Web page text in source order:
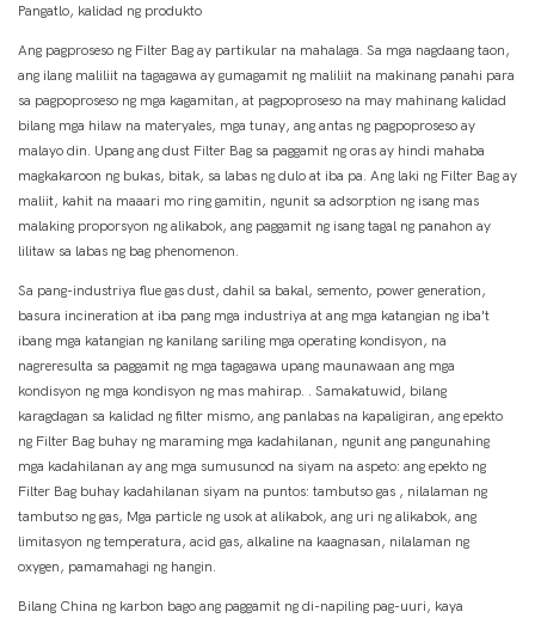
Pangatlo, kalidad ng produkto
Ang pagproseso ng Filter Bag ay partikular na mahalaga. Sa mga nagdaang taon,
ang ilang maliliit na tagagawa ay gumagamit ng maliliit na makinang panahi para
sa pagpoproseso ng mga kagamitan, at pagpoproseso na may mahinang kalidad
bilang mga hilaw na materyales, mga tunay, ang antas ng pagpoproseso ay
malayo din. Upang ang dust Filter Bag sa paggamit ng oras ay hindi mahaba
magkakaroon ng bukas, bitak, sa labas ng dulo at iba pa. Ang laki ng Filter Bag ay
maliit, kahit na maaari mo ring gamitin, ngunit sa adsorption ng isang mas
malaking proporsyon ng alikabok, ang paggamit ng isang tagal ng panahon ay
lilitaw sa labas ng bag phenomenon.
Sa pang-industriya flue gas dust, dahil sa bakal, semento, power generation,
basura incineration at iba pang mga industriya at ang mga katangian ng iba't
ibang mga katangian ng kanilang sariling mga operating kondisyon, na
nagreresulta sa paggamit ng mga tagagawa upang maunawaan ang mga
kondisyon ng mga kondisyon ng mas mahirap. . Samakatuwid, bilang
karagdagan sa kalidad ng filter mismo, ang panlabas na kapaligiran, ang epekto
ng Filter Bag buhay ng maraming mga kadahilanan, ngunit ang pangunahing
mga kadahilanan ay ang mga sumusunod na siyam na aspeto: ang epekto ng
Filter Bag buhay kadahilanan siyam na puntos: tambutso gas , nilalaman ng
tambutso ng gas, Mga particle ng usok at alikabok, ang uri ng alikabok, ang
limitasyon ng temperatura, acid gas, alkaline na kaagnasan, nilalaman ng
oxygen, pamamahagi ng hangin.
Bilang China ng karbon bago ang paggamit ng di-napiling pag-uuri, kaya